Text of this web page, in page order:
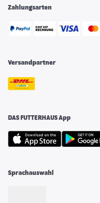
Zahlungsarten
Versandpartner
DAS FUTTERHAUS App
Sprachauswahl